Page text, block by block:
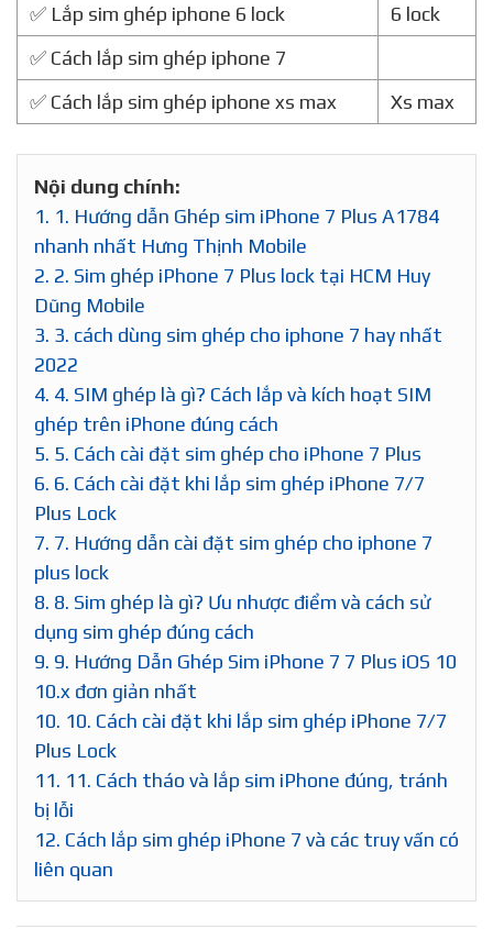
✅ Lắp sim ghép iphone 6 lock
6 lock
✅ Cách lắp sim ghép iphone 7
✅ Cách lắp sim ghép iphone xs max
Xs max
Nội dung chính:
1. 1. Hướng dẫn Ghép sim iPhone 7 Plus A1784
nhanh nhất Hưng Thịnh Mobile
2. 2. Sim ghép iPhone 7 Plus lock tại HCM Huy
Dũng Mobile
3. 3. cách dùng sim ghép cho iphone 7 hay nhất
2022
4. 4. SIM ghép là gì? Cách lắp và kích hoạt SIM
ghép trên iPhone đúng cách
5. 5. Cách cài đặt sim ghép cho iPhone 7 Plus
6. 6. Cách cài đặt khi lắp sim ghép iPhone 7/7
Plus Lock
7. 7. Hướng dẫn cài đặt sim ghép cho iphone 7
plus lock
8. 8. Sim ghép là gì? Ưu nhược điểm và cách sử
dụng sim ghép đúng cách
9. 9. Hướng Dẫn Ghép Sim iPhone 7 7 Plus iOS 10
10.x đơn giản nhất
10. 10. Cách cài đặt khi lắp sim ghép iPhone 7/7
Plus Lock
11. 11. Cách tháo và lắp sim iPhone đúng, tránh
bị lỗi
12. Cách lắp sim ghép iPhone 7 và các truy vấn có
liên quan